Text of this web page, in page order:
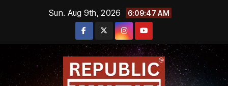
Sun. Aug 9th, 2026 6:09:48 AM